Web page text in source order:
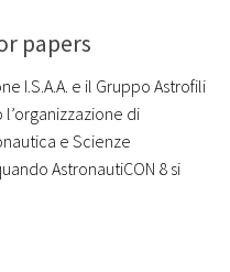
papers
I.S.A.A. e il Gruppo Astrofili
l’organizzazione di
e Scienze
AstronautiCON 8 si